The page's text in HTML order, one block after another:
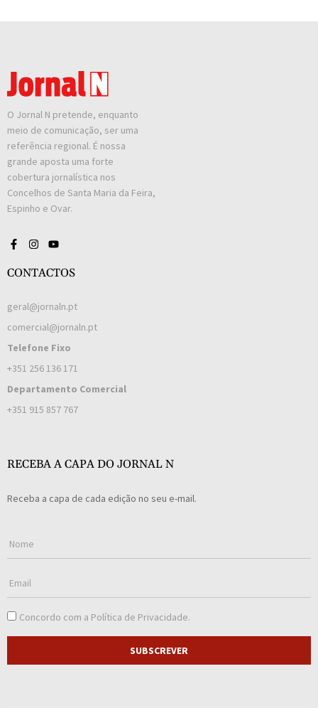
O Jornal N pretende, enquanto
meio de comunicação, ser uma
referência regional. É nossa
grande aposta uma forte
cobertura jornalística nos
Concelhos de Santa Maria da Feira,
Espinho e Ovar.
CONTACTOS
geral@jornaln.pt
comercial@jornaln.pt
Telefone Fixo
+351 256 136 171
Departamento Comercial
+351 915 857 767
RECEBA A CAPA DO JORNAL N
Receba a capa de cada edição no seu e-mail.
Concordo com a Política de Privacidade.
SUBSCREVER